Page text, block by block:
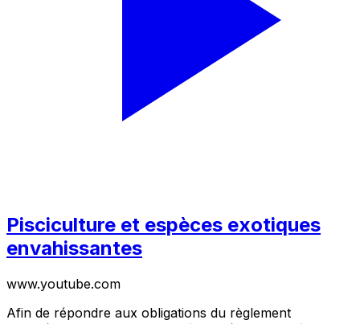
Pisciculture et espèces exotiques
envahissantes
www.youtube.com
Afin de répondre aux obligations du règlement